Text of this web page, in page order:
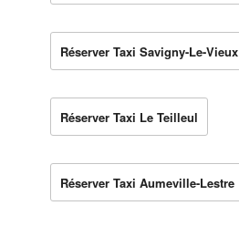
Réserver Taxi Savigny-Le-Vieux
Réserver Taxi Le Teilleul
Réserver Taxi Aumeville-Lestre